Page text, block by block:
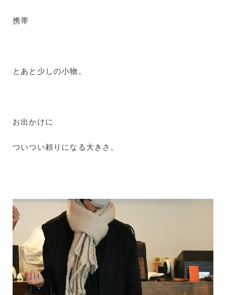
携帯
とあと少しの小物。
お出かけに
ついつい頼りになる大きさ。